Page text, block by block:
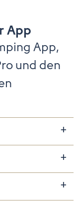
App
App,
und den